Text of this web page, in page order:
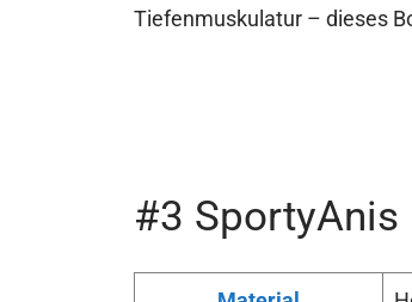
Tiefenmuskulatur – dieses
#3 SportyAnis